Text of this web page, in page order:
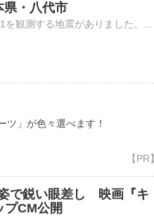
・八代市
ツ」が色々選べます！
で鋭い眼差し 映画『キ
プCM公開